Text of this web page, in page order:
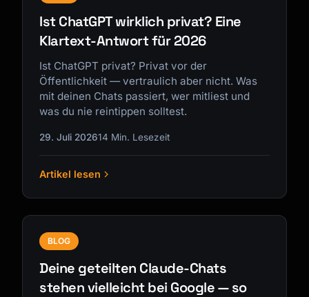
Ist ChatGPT wirklich privat? Eine
Klartext-Antwort für 2026
Ist ChatGPT privat? Privat vor der
Öffentlichkeit — vertraulich aber nicht. Was
mit deinen Chats passiert, wer mitliest und
was du nie reintippen solltest.
29. Juli 202614 Min. Lesezeit
Artikel lesen
BLOG
Deine geteilten Claude-Chats
stehen vielleicht bei Google — so